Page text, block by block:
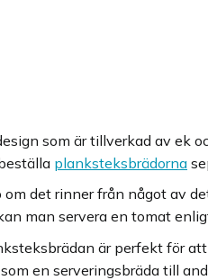
som är tillverkad av ek
planksteksbrädorna
det rinner från något av
man servera en tomat
är perfekt för
en serveringsbräda till